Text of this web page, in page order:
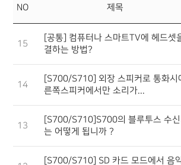
NO 제목
15
[공통] 컴퓨터나 스마트TV에 헤드셋
결하는 방법?
14
[S700/S710] 외장 스피커로 통화시
른쪽스피커에서만 소리가...
13
[S700/S710]S700의 블루투스 수
는 어떻게 됩니까 ?
[S700/S710] SD 카드 모드에서 음